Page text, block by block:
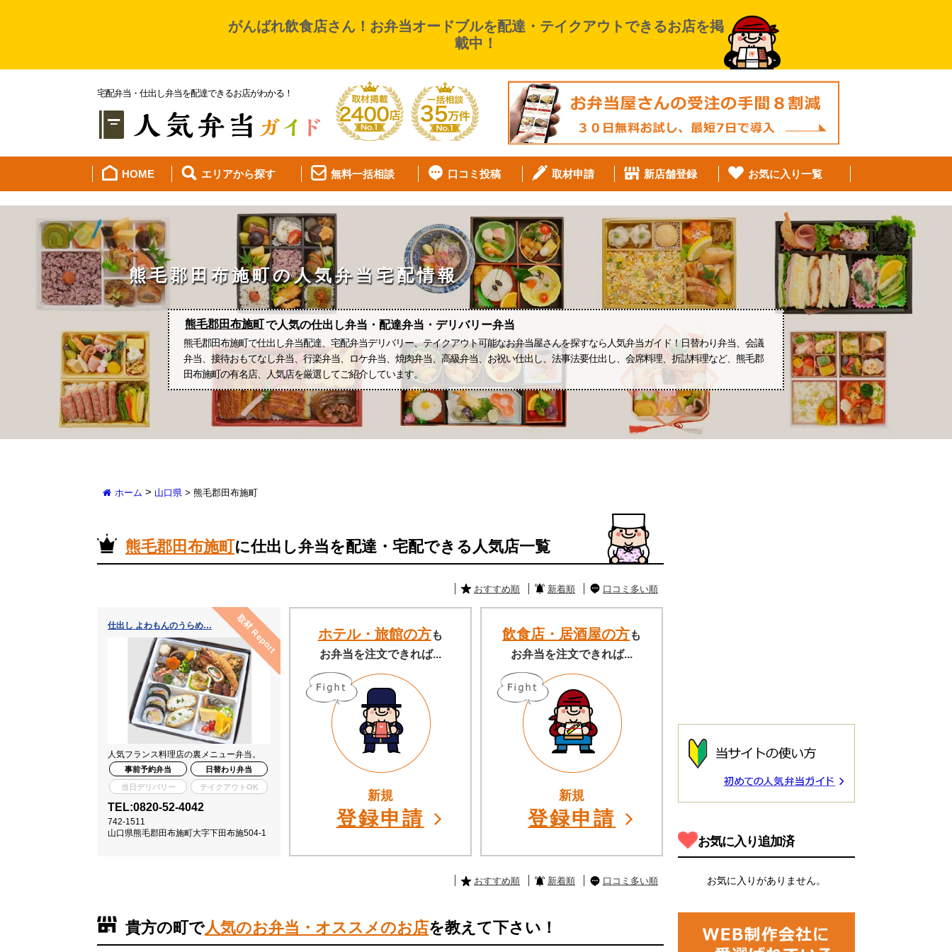
がんばれ飲食店さん！お弁当オードブルを配達・テイクアウトできるお店を掲
載中！
宅配弁当・仕出し弁当を配達できるお店がわかる！
HOME エリアから探す 無料一括相談 口コミ投稿 取材申請 新店舗登録 お気に入り一覧
熊毛郡田布施町の人気弁当宅配情報
熊毛郡田布施町で人気の仕出し弁当・配達弁当・デリバリー弁当
熊毛郡田布施町で仕出し弁当配達、宅配弁当デリバリー、テイクアウト可能なお弁当屋さんを探すなら人気弁当ガイド！日替わり弁当、会議
弁当、接待おもてなし弁当、行楽弁当、ロケ弁当、焼肉弁当、高級弁当、お祝い仕出し、法事法要仕出し、会席料理、折詰料理など、熊毛郡
田布施町の有名店、人気店を厳選してご紹介しています。
ホーム > 山口県 > 熊毛郡田布施町
熊毛郡田布施町に仕出し弁当を配達・宅配できる人気店一覧
おすすめ順 新着順 口コミ多い順
取材 Report
​仕出し よわもんのうらめ…
人気フランス料理店の裏メニュー弁当。
事前予約弁当 日替わり弁当
当日デリバリー テイクアウトOK
TEL:0820-52-4042
742-1511
山口県熊毛郡田布施町大字下田布施504-1
ホテル・旅館の方も
お弁当を注文できれば...
新規
登録申請
飲食店・居酒屋の方も
お弁当を注文できれば...
新規
登録申請
おすすめ順 新着順 口コミ多い順
貴方の町で人気のお弁当・オススメのお店を教えて下さい！
お気に入り追加済
お気に入りがありません。